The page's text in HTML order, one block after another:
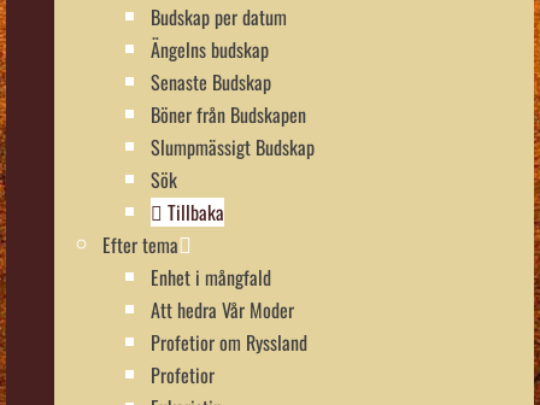
Budskap per datum
Ängelns budskap
Senaste Budskap
Böner från Budskapen
Slumpmässigt Budskap
Sök
Tillbaka
Efter tema
Enhet i mångfald
Att hedra Vår Moder
Profetior om Ryssland
Profetior